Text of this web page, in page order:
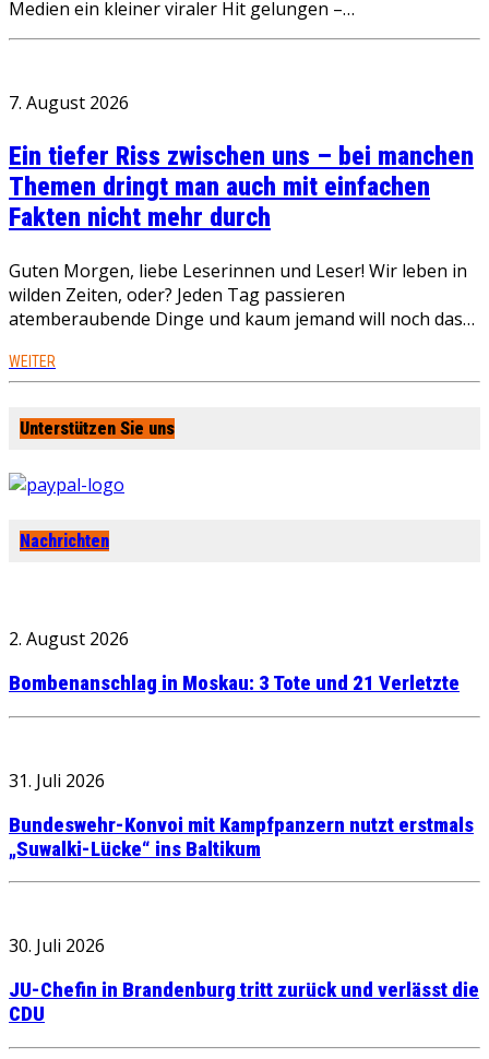
Medien ein kleiner viraler Hit gelungen –…
7. August 2026
Ein tiefer Riss zwischen uns – bei manchen
Themen dringt man auch mit einfachen
Fakten nicht mehr durch
Guten Morgen, liebe Leserinnen und Leser! Wir leben in
wilden Zeiten, oder? Jeden Tag passieren
atemberaubende Dinge und kaum jemand will noch das…
WEITER
Unterstützen Sie uns
Nachrichten
2. August 2026
Bombenanschlag in Moskau: 3 Tote und 21 Verletzte
31. Juli 2026
Bundeswehr-Konvoi mit Kampfpanzern nutzt erstmals
„Suwalki-Lücke“ ins Baltikum
30. Juli 2026
JU-Chefin in Brandenburg tritt zurück und verlässt die
CDU